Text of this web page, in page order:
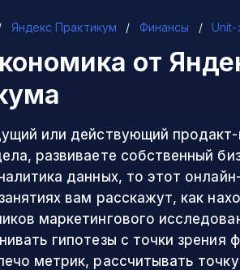
Яндекс Практикум Финансы Unit-
от
или действующий
развиваете собственный
данных, то этот
вам расскажут, как
маркетингового
гипотезы с точки зрения
метрик, рассчитывать